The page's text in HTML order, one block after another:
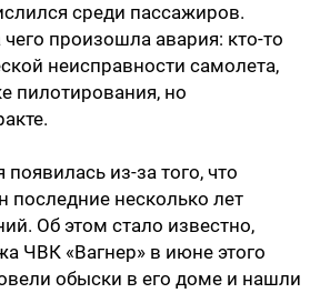
среди пассажиров.
произошла авария: кто-то
неисправности самолета,
пилотирования, но
из-за того, что
последние несколько лет
Об этом стало известно,
ЧВК «Вагнер» в июне этого
обыски в его доме и нашли